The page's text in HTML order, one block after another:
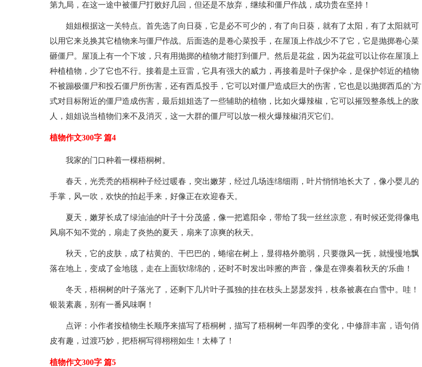
第九局，在这一途中被僵尸打败好几回，但还是不放弃，继续和僵尸作战，成功贵在坚持！
姐姐根据这一关特点。首先选了向日葵，它是必不可少的，有了向日葵，就有了太阳，有了太阳就可
以用它来兑换其它植物来与僵尸作战。后面选的是卷心菜投手，在屋顶上作战少不了它，它是抛掷卷心菜
砸僵尸。屋顶上有一个下坡，只有用抛掷的植物才能打到僵尸。然后是花盆，因为花盆可以让你在屋顶上
种植植物，少了它也不行。接着是土豆雷，它具有强大的威力，再接着是叶子保护伞，是保护邻近的植物
不被蹦极僵尸和投石僵尸所伤害，还有西瓜投手，它可以对僵尸造成巨大的伤害，它也是以抛掷西瓜的`方
式对目标附近的僵尸造成伤害，最后姐姐选了一些辅助的植物，比如火爆辣椒，它可以摧毁整条线上的敌
人，姐姐说当植物们来不及消灭，这一大群的僵尸可以放一根火爆辣椒消灭它们。
植物作文300字 篇4
我家的门口种着一棵梧桐树。
春天，光秃秃的梧桐种子经过暖春，突出嫩芽，经过几场连绵细雨，叶片悄悄地长大了，像小婴儿的
手掌，风一吹，欢快的拍起手来，好像正在欢迎春天。
夏天，嫩芽长成了绿油油的叶子十分茂盛，像一把遮阳伞，带给了我一丝丝凉意，有时候还觉得像电
风扇不知不觉的，扇走了炎热的夏天，扇来了凉爽的秋天。
秋天，它的皮肤，成了枯黄的、干巴巴的，蜷缩在树上，显得格外脆弱，只要微风一抚，就慢慢地飘
落在地上，变成了金地毯，走在上面软绵绵的，还时不时发出咔擦的声音，像是在弹奏着秋天的'乐曲！
冬天，梧桐树的叶子落光了，还剩下几片叶子孤独的挂在枝头上瑟瑟发抖，枝条被裹在白雪中。哇！
银装素裹，别有一番风味啊！
点评：小作者按植物生长顺序来描写了梧桐树，描写了梧桐树一年四季的变化，中修辞丰富，语句俏
皮有趣，过渡巧妙，把梧桐写得栩栩如生！太棒了！
植物作文300字 篇5